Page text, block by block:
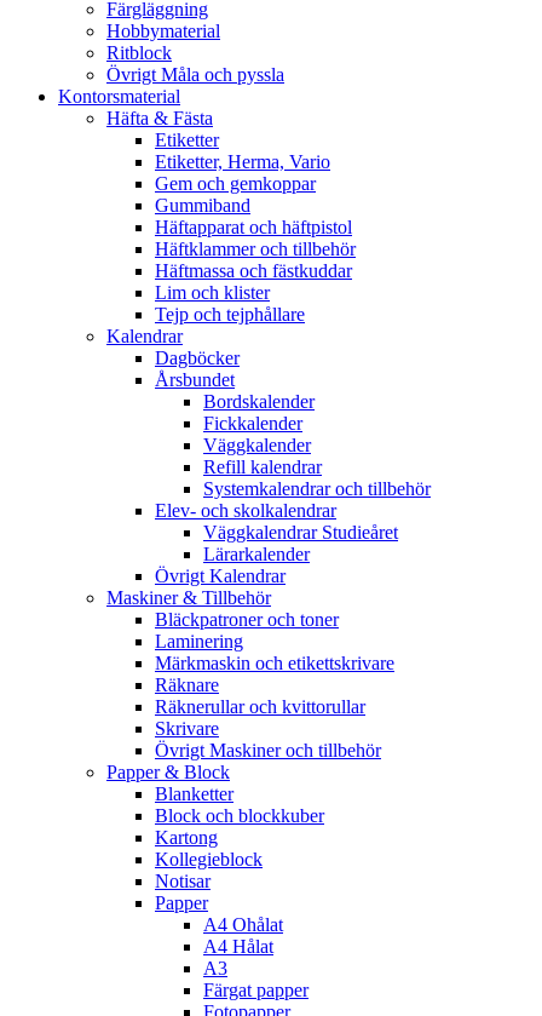
Färgläggning
Hobbymaterial
Ritblock
Övrigt Måla och pyssla
Kontorsmaterial
Häfta & Fästa
Etiketter
Etiketter, Herma, Vario
Gem och gemkoppar
Gummiband
Häftapparat och häftpistol
Häftklammer och tillbehör
Häftmassa och fästkuddar
Lim och klister
Tejp och tejphållare
Kalendrar
Dagböcker
Årsbundet
Bordskalender
Fickkalender
Väggkalender
Refill kalendrar
Systemkalendrar och tillbehör
Elev- och skolkalendrar
Väggkalendrar Studieåret
Lärarkalender
Övrigt Kalendrar
Maskiner & Tillbehör
Bläckpatroner och toner
Laminering
Märkmaskin och etikettskrivare
Räknare
Räknerullar och kvittorullar
Skrivare
Övrigt Maskiner och tillbehör
Papper & Block
Blanketter
Block och blockkuber
Kartong
Kollegieblock
Notisar
Papper
A4 Ohålat
A4 Hålat
A3
Färgat papper
Fotopapper